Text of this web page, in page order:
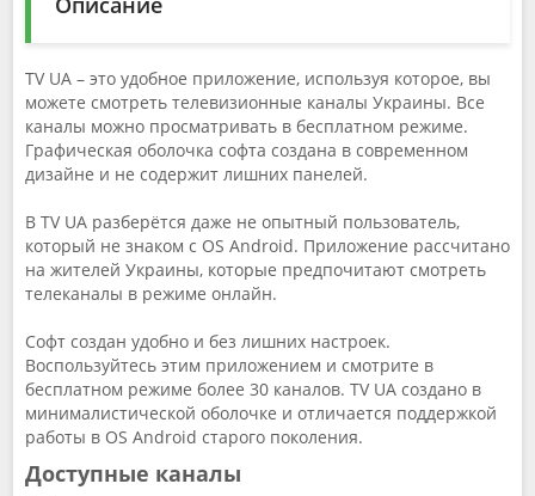
TV UA – это удобное приложение, используя которое, вы
можете смотреть телевизионные каналы Украины. Все
каналы можно просматривать в бесплатном режиме.
Графическая оболочка софта создана в современном
дизайне и не содержит лишних панелей.
В TV UA разберётся даже не опытный пользователь,
который не знаком с OS Android. Приложение рассчитано
на жителей Украины, которые предпочитают смотреть
телеканалы в режиме онлайн.
Софт создан удобно и без лишних настроек.
Воспользуйтесь этим приложением и смотрите в
бесплатном режиме более 30 каналов. TV UA создано в
минималистической оболочке и отличается поддержкой
работы в OS Android старого поколения.
Доступные каналы